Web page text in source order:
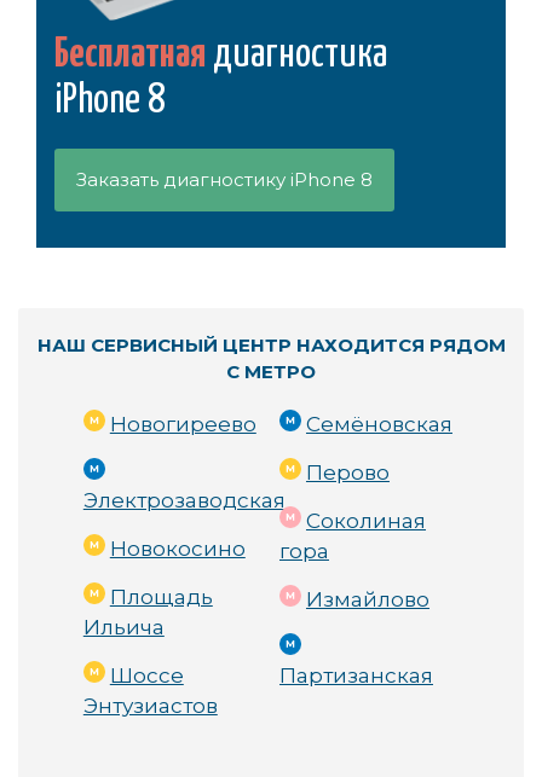
Бесплатная диагностика
iPhone 8
Заказать диагностику iPhone 8
НАШ СЕРВИСНЫЙ ЦЕНТР НАХОДИТСЯ РЯДОМ
С МЕТРО
Новогиреево
Электрозаводская
Новокосино
Площадь
Ильича
Шоссе
Энтузиастов
Семёновская
Перово
Соколиная
гора
Измайлово
Партизанская